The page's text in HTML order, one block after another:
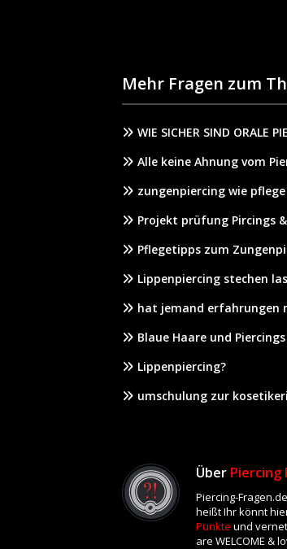
Mehr Fragen zum
WIE SICHER SIND ORALE
Alle keine Ahnung vom
zungenpiercing wie
Projekt prüfung Pircings
Pflegetipps zum
Lippenpiercing stechen
hat jemand erfahrungen
Blaue Haare und
Lippenpiercing?
umschulung zur
Über Piercing
Piercing-
heißt Ihr könnt
Punkte und
are WELCOME &